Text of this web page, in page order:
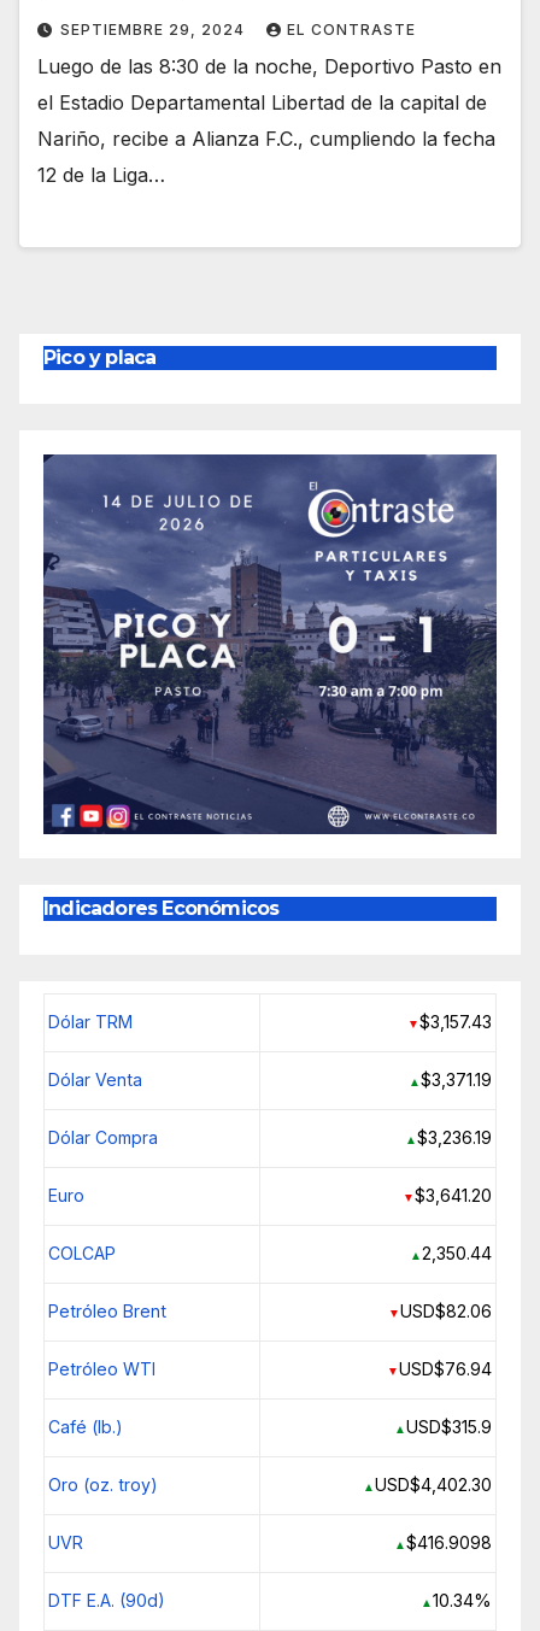
SEPTIEMBRE 29, 2024 EL CONTRASTE
Luego de las 8:30 de la noche, Deportivo Pasto en
el Estadio Departamental Libertad de la capital de
Nariño, recibe a Alianza F.C., cumpliendo la fecha
12 de la Liga…
Pico y placa
Indicadores Económicos
Dólar TRM ▼$3,157.43
Dólar Venta ▲$3,371.19
Dólar Compra ▲$3,236.19
Euro ▼$3,641.20
COLCAP ▲2,350.44
Petróleo Brent ▼USD$82.06
Petróleo WTI ▼USD$76.94
Café (lb.) ▲USD$315.9
Oro (oz. troy) ▲USD$4,402.30
UVR ▲$416.9098
DTF E.A. (90d) ▲10.34%